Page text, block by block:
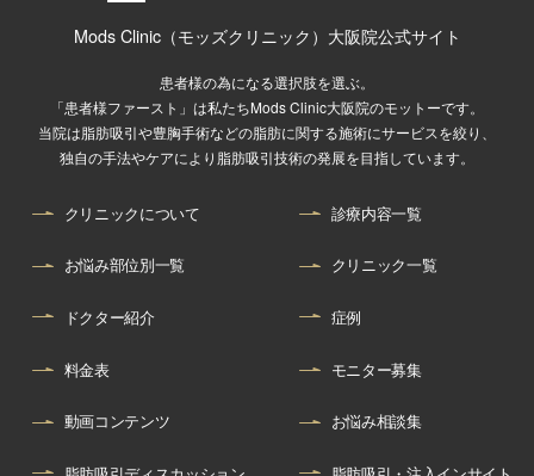
Mods Clinic（モッズクリニック）大阪院公式サイト
患者様の為になる選択肢を選ぶ。
「患者様ファースト」は私たちMods Clinic大阪院のモットーです。
当院は脂肪吸引や豊胸手術などの脂肪に関する施術にサービスを絞り、
独自の手法やケアにより脂肪吸引技術の発展を目指しています。
クリニックについて 診療内容一覧
お悩み部位別一覧 クリニック一覧
ドクター紹介 症例
料金表 モニター募集
動画コンテンツ お悩み相談集